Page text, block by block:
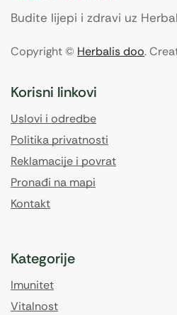
Budite lijepi i zdravi uz
Copyright © Herbalis doo.
Korisni linkovi
Uslovi i odredbe
Politika privatnosti
Reklamacije i povrat
Pronađi na mapi
Kontakt
Kategorije
Imunitet
Vitalnost